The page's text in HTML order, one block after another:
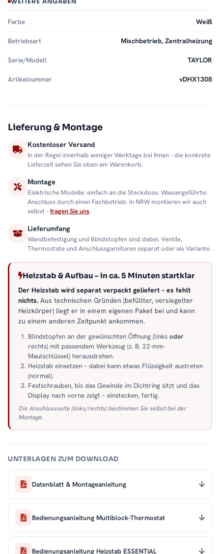
Farbe Weiß
Betriebsart Mischbetrieb, Zentralheizung
Serie/Modell TAYLOR
Artikelnummer vDHX1308
Lieferung & Montage
Kostenloser Versand
In der Regel innerhalb weniger Werktage bei Ihnen – die konkrete
Lieferzeit sehen Sie oben am Warenkorb.
Montage
Elektrische Modelle: einfach an die Steckdose. Wassergeführte:
Anschluss durch einen Fachbetrieb. In NRW montieren wir auch
selbst –fragen Sie uns.
Lieferumfang
Wandbefestigung und Blindstopfen sind dabei. Ventile,
Thermostate und Anschlussgarnituren separat oder als Variante.
Heizstab & Aufbau – in ca. 5 Minuten startklar
Der Heizstab wird separat verpackt geliefert – es fehlt
nichts. Aus technischen Gründen (befüllter, versiegelter
Heizkörper) liegt er in einem eigenen Paket bei und kann
zu einem anderen Zeitpunkt ankommen.
Blindstopfen an der gewünschten Öffnung (links oder
rechts) mit passendem Werkzeug (z. B. 22-mm-
Maulschlüssel) herausdrehen.
Heizstab einsetzen – dabei kann etwas Flüssigkeit austreten
(normal).
Festschrauben, bis das Gewinde im Dichtring sitzt und das
Display nach vorne zeigt – einstecken, fertig.
Die Anschlussseite (links/rechts) bestimmen Sie selbst bei der
Montage.
UNTERLAGEN ZUM DOWNLOAD
Datenblatt & Montageanleitung
Bedienungsanleitung Multiblock-Thermostat
Bedienungsanleitung Heizstab ESSENTIAL